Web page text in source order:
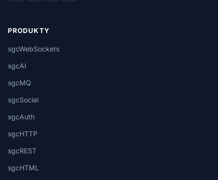
PRODUKTY
sgcWebSockets
sgcAI
sgcMQ
sgcSocial
sgcAuth
sgcHTTP
sgcREST
sgcHTML